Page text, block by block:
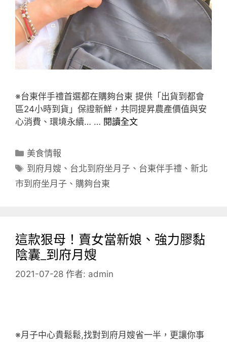
※台東伴手禮首選都在購夠台東 提供「出貨到都會
區24小時到貨」保證新鮮，共同提昇農產價值與安
心消費、環境永續… … 閱讀全文
分
類
美食情報
標
籤
到府月嫂 、 台北到府坐月子 、 台東伴手禮 、新北
市到府坐月子 、 購夠台東
這款狠母！賣女當新娘、強力膠黏
陰囊_到府月嫂
2021-07-28 作者: admin
※月子中心貴鬆鬆,找對到府月嫂省一半，更讓你事